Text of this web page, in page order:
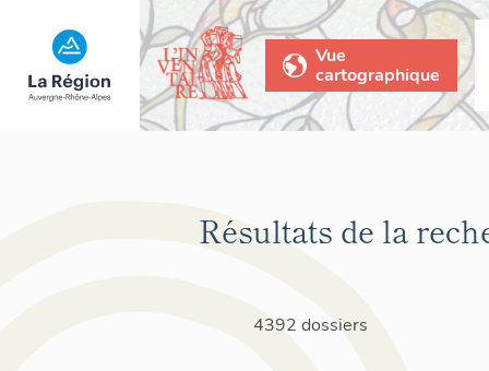
Vue
cartographique
Résultats de la
4392 dossiers